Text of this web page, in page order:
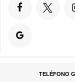
TELÉFONO